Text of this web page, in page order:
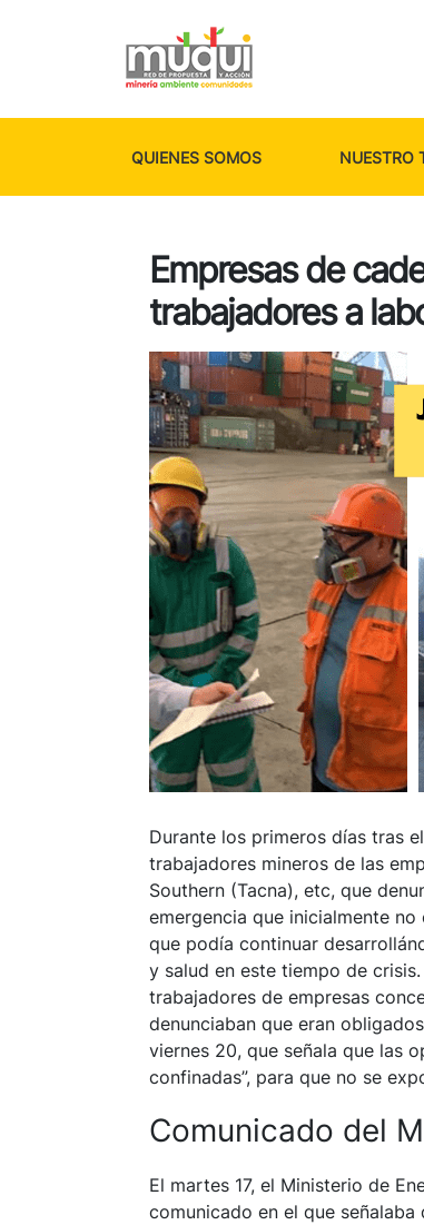
QUIENES SOMOS NUESTRO
Empresas de
trabajadores a
Durante los primeros días tras
trabajadores mineros de las
Southern (Tacna), etc, que
emergencia que inicialmente
que podía continuar
y salud en este tiempo de
trabajadores de empresas
denunciaban que eran
viernes 20, que señala que las
confinadas”, para que no se
Comunicado del
El martes 17, el Ministerio de
comunicado en el que